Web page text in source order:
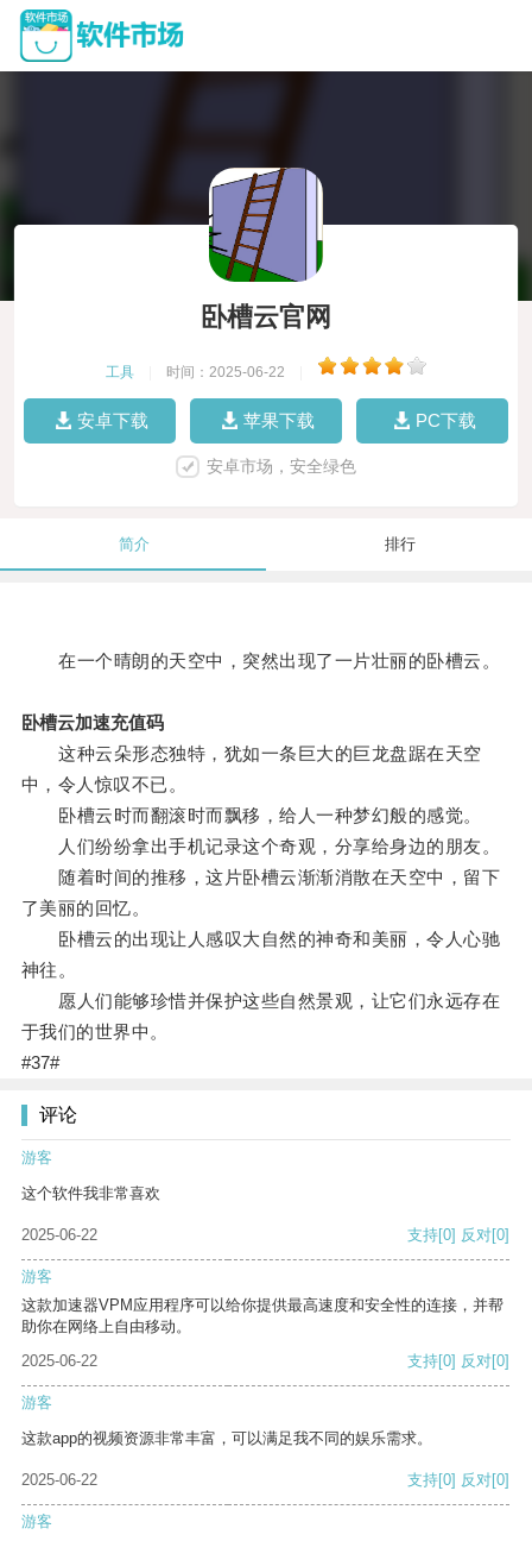
卧槽云官网
工具 时间：2025-06-22
安卓下载 苹果下载 PC下载
安卓市场，安全绿色
简介 排行
在一个晴朗的天空中，突然出现了一片壮丽的卧槽云。
卧槽云加速充值码
这种云朵形态独特，犹如一条巨大的巨龙盘踞在天空
中，令人惊叹不已。
卧槽云时而翻滚时而飘移，给人一种梦幻般的感觉。
人们纷纷拿出手机记录这个奇观，分享给身边的朋友。
随着时间的推移，这片卧槽云渐渐消散在天空中，留下
了美丽的回忆。
卧槽云的出现让人感叹大自然的神奇和美丽，令人心驰
神往。
愿人们能够珍惜并保护这些自然景观，让它们永远存在
于我们的世界中。
#37#
评论
游客
这个软件我非常喜欢
2025-06-22 支持[0] 反对[0]
游客
这款加速器VPM应用程序可以给你提供最高速度和安全性的连接，并帮
助你在网络上自由移动。
2025-06-22
支持[0] 反对[0]
游客
这款app的视频资源非常丰富，可以满足我不同的娱乐需求。
2025-06-22 支持[0] 反对[0]
游客